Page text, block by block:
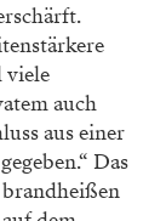
viele
auch
aus einer
Das